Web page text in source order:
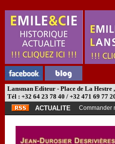
Lansman Editeur - Place de La Hestre
Tél : +32 64 23 78 40 / +32 471 69 77
ACTUALITE
Commander